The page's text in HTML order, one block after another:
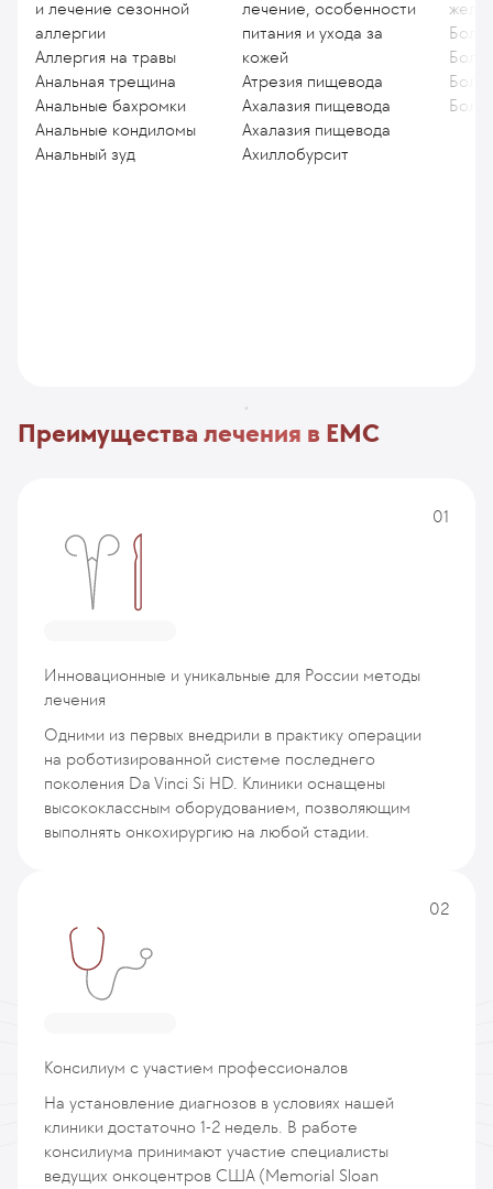
и лечение сезонной
аллергии
Аллергия на травы
Анальная трещина
Анальные бахромки
Анальные кондиломы
Анальный зуд
лечение, особенности
питания и ухода за
кожей
Атрезия пищевода
Ахалазия пищевода
Ахалазия пищевода
Ахиллобурсит
Преимущества лечения в EMC
01
Инновационные и уникальные для России методы
лечения
Одними из первых внедрили в практику операции
на роботизированной системе последнего
поколения Da Vinci Si HD. Клиники оснащены
высококлассным оборудованием, позволяющим
выполнять онкохирургию на любой стадии.
02
Консилиум с участием профессионалов
На установление диагнозов в условиях нашей
клиники достаточно 1-2 недель. В работе
консилиума принимают участие специалисты
ведущих онкоцентров США (Memorial Sloan